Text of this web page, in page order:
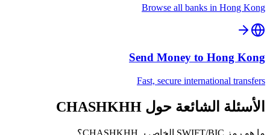
Browse all banks in Hong Kong
Send Money to Hong Kong
Fast, secure international transfers
الأسئلة الشائعة حول CHASHKHH
ما هو رمز SWIFT/BIC الخاص بـ CHASHKHH؟